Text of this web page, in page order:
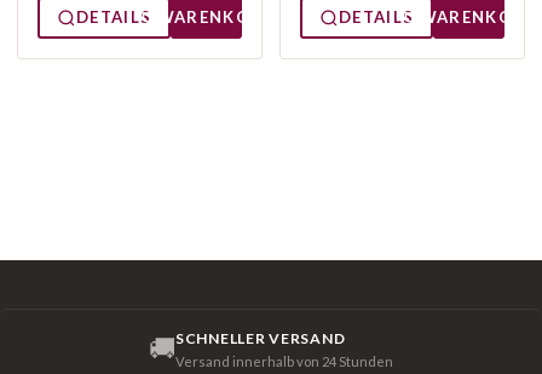
DETAILS
WARENKORB
DETAILS
WARENKORB
🚚SCHNELLER VERSAND
Versand innerhalb von 24 Stunden